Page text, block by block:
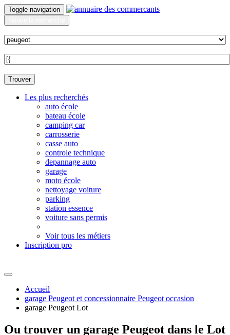
Toggle navigation
Trouver
Les plus recherchés
auto école
bateau école
camping car
carrosserie
casse auto
controle technique
depannage auto
garage
moto école
nettoyage voiture
parking
station essence
voiture sans permis
Voir tous les métiers
Inscription pro
Accueil
garage Peugeot et concessionnaire Peugeot occasion
garage Peugeot Lot
Ou trouver un garage Peugeot dans le Lot